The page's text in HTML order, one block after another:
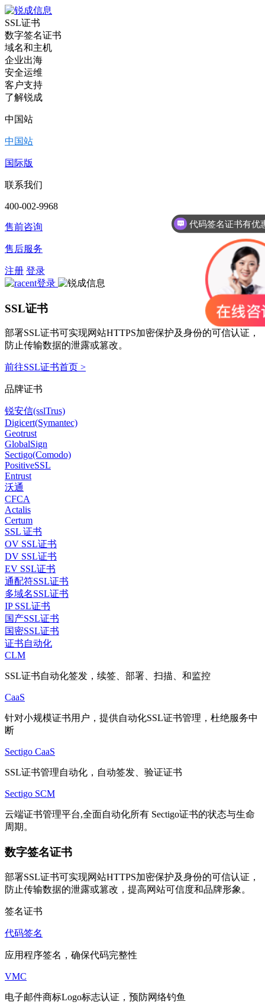
SSL证书
数字签名证书
域名和主机
企业出海
安全运维
客户支持
了解锐成
中国站
中国站
国际版
联系我们
400-002-9968
售前咨询
售后服务
注册 登录
SSL证书
部署SSL证书可实现网站HTTPS加密保护及身份的可信认证，
防止传输数据的泄露或篡改。
前往SSL证书首页 >
品牌证书
锐安信(sslTrus)
Digicert(Symantec)
Geotrust
GlobalSign
Sectigo(Comodo)
PositiveSSL
Entrust
沃通
CFCA
Actalis
Certum
SSL 证书
OV SSL证书
DV SSL证书
EV SSL证书
通配符SSL证书
多域名SSL证书
IP SSL证书
国产SSL证书
国密SSL证书
证书自动化
CLM
SSL证书自动化签发，续签、部署、扫描、和监控
CaaS
针对小规模证书用户，提供自动化SSL证书管理，杜绝服务中
断
Sectigo CaaS
SSL证书管理自动化，自动签发、验证证书
Sectigo SCM
云端证书管理平台,全面自动化所有 Sectigo证书的状态与生命
周期。
数字签名证书
部署SSL证书可实现网站HTTPS加密保护及身份的可信认证，
防止传输数据的泄露或篡改，提高网站可信度和品牌形象。
签名证书
代码签名
应用程序签名，确保代码完整性
VMC
电子邮件商标Logo标志认证，预防网络钓鱼